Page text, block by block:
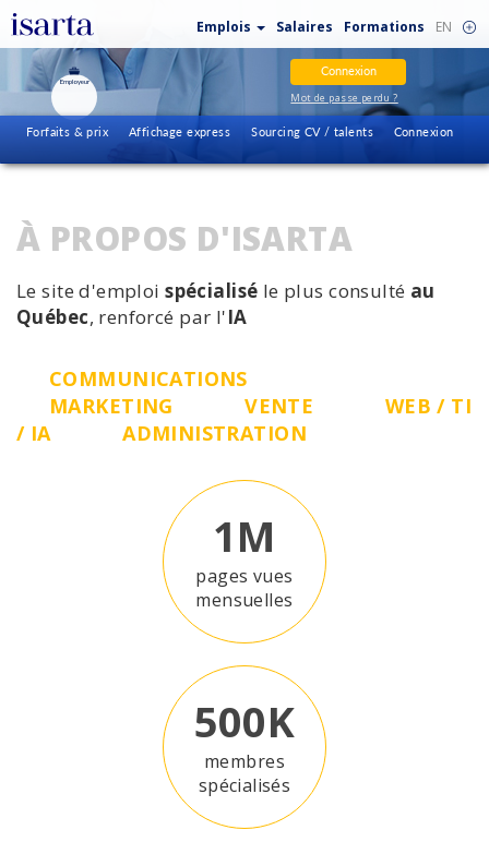
Emplois Salaires Formations EN
Employeur
Connexion
Mot de passe perdu ?
Forfaits & prix Affichage express Sourcing CV / talents Connexion
À PROPOS D'ISARTA
Le site d'emploispécialisé le plus consulté au
Québec, renforcé par l'IA
COMMUNICATIONS
MARKETING
VENTE
WEB / TI
/ IA
ADMINISTRATION
1M
pages vues
mensuelles
500K
membres
spécialisés